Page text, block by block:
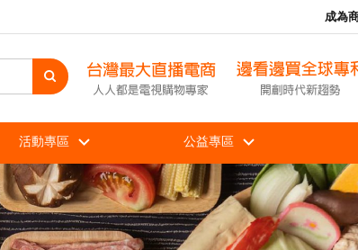
成為
活動專區 公益專區